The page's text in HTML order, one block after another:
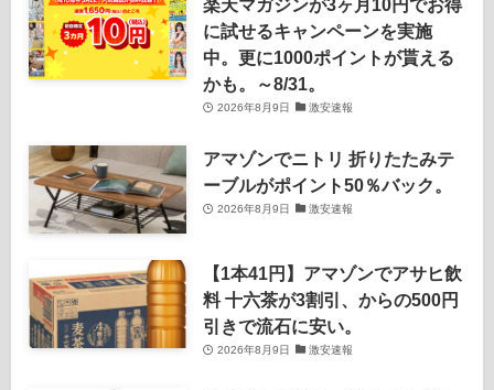
楽天マガジンが3ヶ月10円でお得
に試せるキャンペーンを実施
中。更に1000ポイントが貰える
かも。～8/31。
2026年8月9日 激安速報
アマゾンでニトリ 折りたたみテ
ーブルがポイント50％バック。
2026年8月9日 激安速報
【1本41円】アマゾンでアサヒ飲
料 十六茶が3割引、からの500円
引きで流石に安い。
2026年8月9日 激安速報